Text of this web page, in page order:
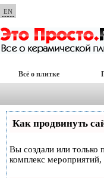
EN
Всё о плитке
Как продвинуть
Вы создали или только
комплекс